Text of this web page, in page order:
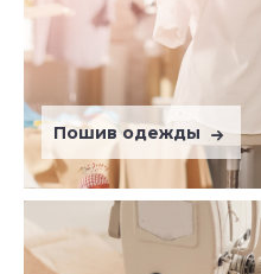
Пошив одежды